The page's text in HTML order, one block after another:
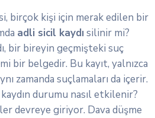
birçok kişi için merak edilen bir
adli sicil kaydı silinir mi?
bir bireyin geçmişteki suç
bir belgedir. Bu kayıt, yalnızca
zamanda suçlamaları da içerir.
kaydın durumu nasıl etkilenir?
devreye giriyor. Dava düşme